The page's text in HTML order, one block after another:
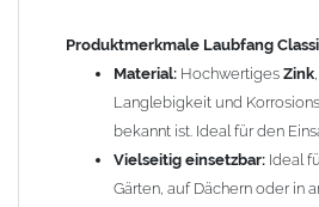
in die Grundleitungen gelangen.
von Verstopfungen und sorgt
Wasserabfluss.
2. Langlebigkeit und
aus hochwertigemZink, ist der
widerstandsfähig gegenüber
Produktmerkmale Laubfang
Material: Hochwertiges Zink
Langlebigkeit und
bekannt ist. Ideal für den
Vielseitig einsetzbar: Ideal
Gärten, auf Dächern oder in